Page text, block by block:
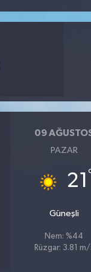
09
PAZAR
21
Güneşli
Nem: %44
Rüzgar: 3.81 m/